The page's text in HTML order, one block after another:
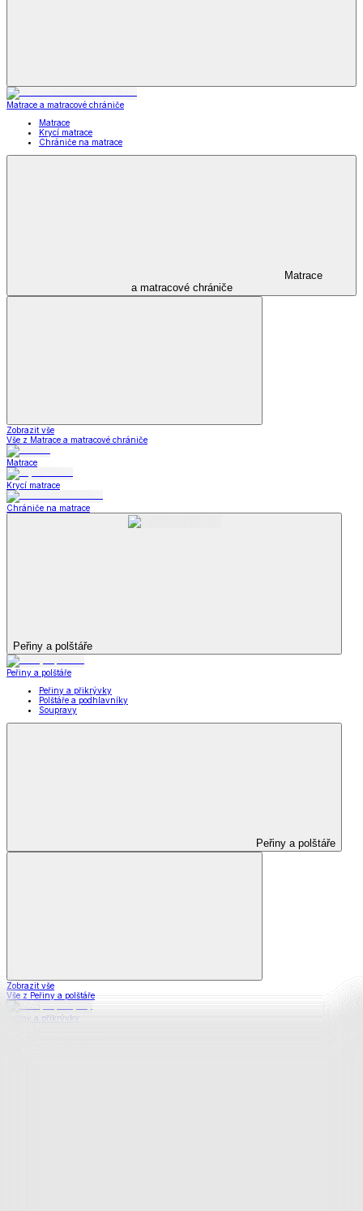
Matrace a matracové chrániče
Matrace
Krycí matrace
Chrániče na matrace
Matrace
a matracové chrániče
Zobrazit vše
Vše z Matrace a matracové chrániče
Matrace
Krycí matrace
Chrániče na matrace
Peřiny a polštáře
Peřiny a polštáře
Peřiny a přikrývky
Polštáře a podhlavníky
Soupravy
Peřiny a polštáře
Zobrazit vše
Vše z Peřiny a polštáře
Peřiny a přikrývky